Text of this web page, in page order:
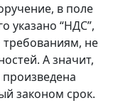
в поле
указано “НДС”,
требованиям, не
А значит,
законом срок.